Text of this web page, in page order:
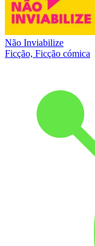
Não Inviabilize
Ficção, Ficção cómica